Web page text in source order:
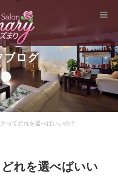
ブログ
ってどれを選べばいいの？
れを選べばいい